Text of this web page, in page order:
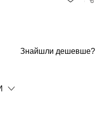
Знайшли дешевше?